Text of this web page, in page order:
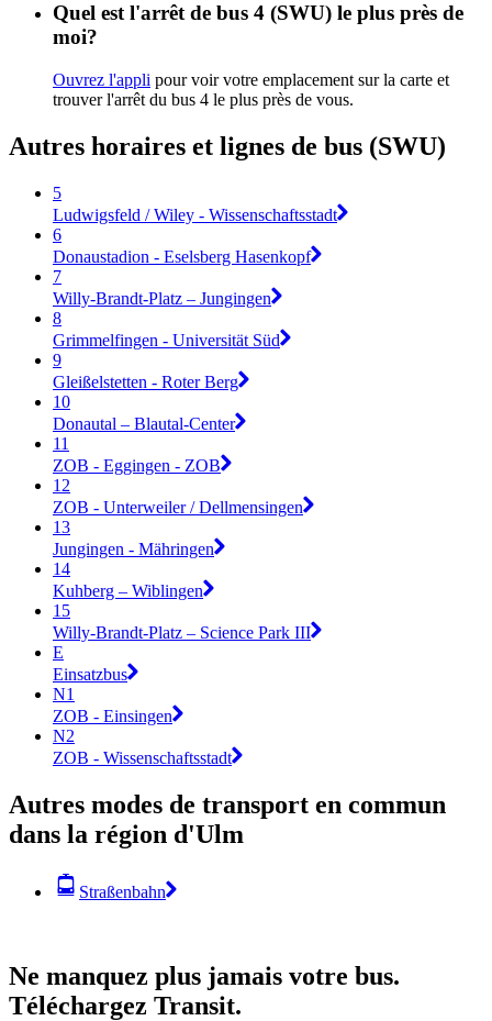
Quel est l'arrêt de bus 4 (SWU) le plus près de
moi?
Ouvrez l'appli pour voir votre emplacement sur la carte et
trouver l'arrêt du bus 4 le plus près de vous.
Autres horaires et lignes de bus (SWU)
5
Ludwigsfeld / Wiley - Wissenschaftsstadt
6
Donaustadion - Eselsberg Hasenkopf
7
Willy-Brandt-Platz – Jungingen
8
Grimmelfingen - Universität Süd
9
Gleißelstetten - Roter Berg
10
Donautal – Blautal-Center
11
ZOB - Eggingen - ZOB
12
ZOB - Unterweiler / Dellmensingen
13
Jungingen - Mähringen
14
Kuhberg – Wiblingen
15
Willy-Brandt-Platz – Science Park III
E
Einsatzbus
N1
ZOB - Einsingen
N2
ZOB - Wissenschaftsstadt
Autres modes de transport en commun
dans la région d'Ulm
Straßenbahn
Ne manquez plus jamais votre bus.
Téléchargez Transit.